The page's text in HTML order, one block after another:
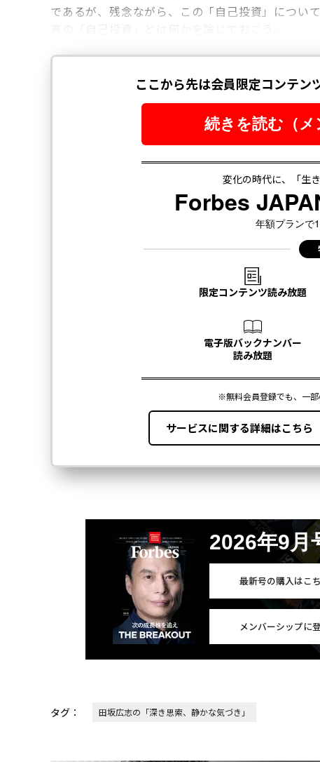
であるが、残念ながら、この「自己投資」につい
2026年9月
最新号の購入はこ
メンバーシップに
タグ： 田坂広志の「深き思索、静かな気づき」